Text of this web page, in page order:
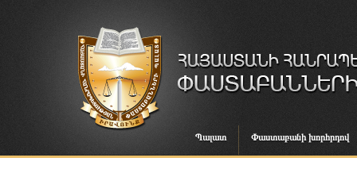
Պալատ Փաստաբանի խորհրդով